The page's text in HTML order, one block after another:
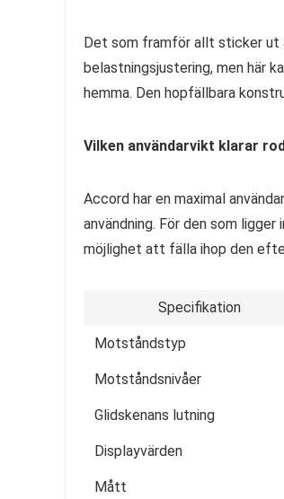
Det som framför allt sticker ut
belastningsjustering, men här
hemma. Den hopfällbara
Vilken användarvikt klarar
Accord har en maximal
användning. För den som
möjlighet att fälla ihop den
Specifikation
Motståndstyp
Motståndsnivåer
Glidskenans lutning
Displayvärden
Mått